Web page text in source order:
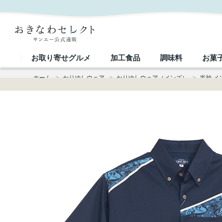
お取り寄せグルメ 加工食品 調味料 お菓
ホーム > かりゆしウェア > かりゆしウェア（メンズ） > 半袖 メ